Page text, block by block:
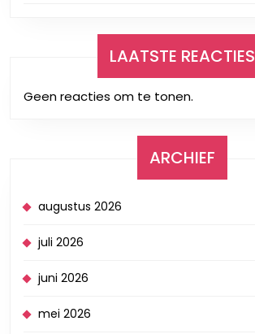
LAATSTE REACTIES
Geen reacties om te tonen.
ARCHIEF
augustus 2026
juli 2026
juni 2026
mei 2026